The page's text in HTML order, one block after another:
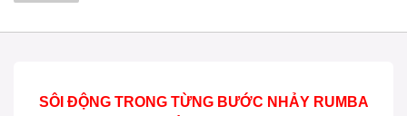
SÔI ĐỘNG TRONG TỪNG BƯỚC NHẢY RUMBA